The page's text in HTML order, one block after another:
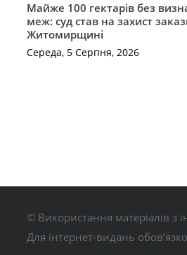
Майже 100 гектарів без
меж: суд став на захист
Житомирщині
Середа, 5 Серпня, 2026
© Використання матеріалів
Для інтернет-видань